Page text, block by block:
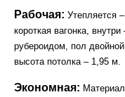
Рабочая: Утепляется
короткая вагонка,
рубероидом, пол
высота потолка – 1,95 м.
Экономная: